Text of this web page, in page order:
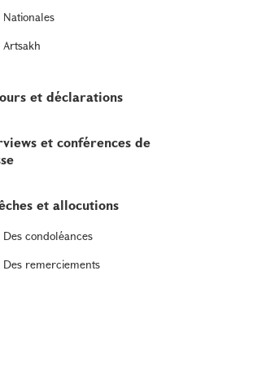
Nationales
Artsakh
et déclarations
et conférences de
et allocutions
Des condoléances
Des remerciements